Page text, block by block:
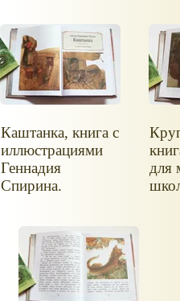
Каштанка, книга с
иллюстрациями
Геннадия
Спирина.
для